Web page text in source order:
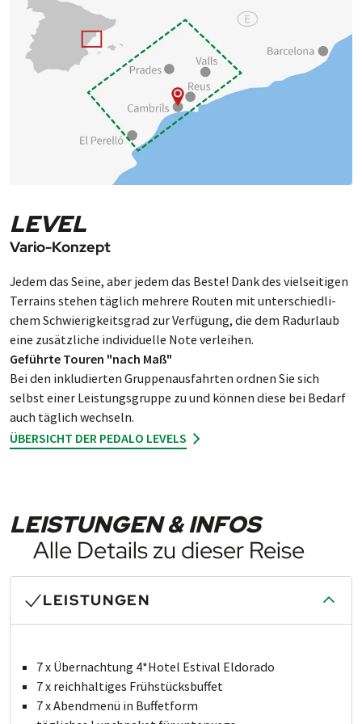
LEVEL
Vario-Konzept
Jedem das Seine, aber je­dem das Beste! Dank des viel­sei­ti­gen
Ter­rains stehen täg­lich meh­rere Rou­ten mit un­ter­schied­li­
chem Schwie­rig­keits­grad zur Ver­fü­gung, die dem Rad­ur­laub
eine zu­sätz­liche in­di­vi­du­elle Note ver­leihen.
Geführte Touren "nach Maß"
Bei den inklu­dier­ten Grup­pen­aus­fahr­ten ord­nen Sie sich
selbst einer Leis­tungs­grup­pe zu und kön­nen diese bei Be­darf
auch täg­lich wechseln.
ÜBERSICHT DER PEDALO LEVELS
LEISTUNGEN & INFOS
Alle Details zu dieser Reise
LEISTUNGEN
7 x Übernachtung 4*Hotel Estival Eldorado
7 x reichhaltiges Frühstücksbuffet
7 x Abendmenü in Buffetform